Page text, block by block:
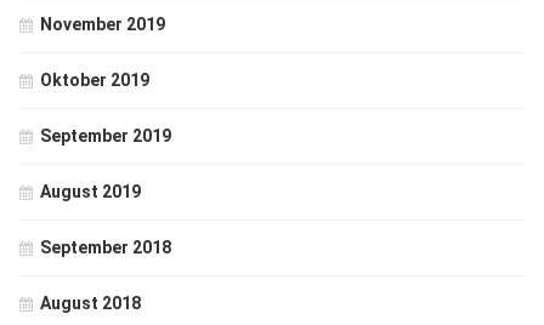
November 2019
Oktober 2019
September 2019
August 2019
September 2018
August 2018